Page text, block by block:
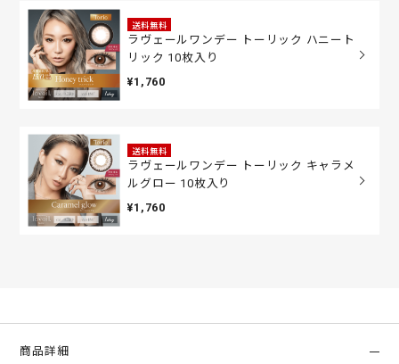
送料無料
ラヴェールワンデー トーリック ハニート
リック 10枚入り
¥1,760
送料無料
ラヴェールワンデー トーリック キャラメ
ルグロー 10枚入り
¥1,760
商品詳細